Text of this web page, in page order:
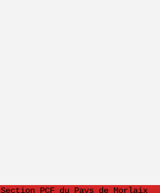
Section PCF du Pays de Morlaix